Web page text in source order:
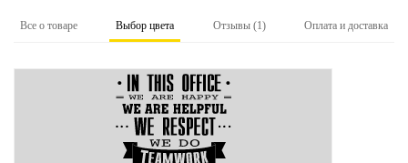
Все о товаре Выбор цвета Отзывы (1) Оплата и доставка